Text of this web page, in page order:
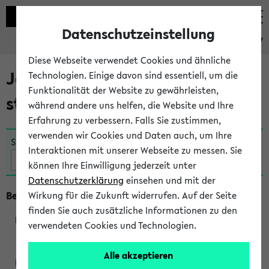
eKVV
Jetzt und in Kürze
stattfindende Veranstaltungen
Suche:
Beginn um 10 Uhr
Datenschutzeinstellung
Diese Webseite verwendet Cookies und ähnliche
Technologien. Einige davon sind essentiell, um die
Funktionalität der Website zu gewährleisten,
während andere uns helfen, die Website und Ihre
Erfahrung zu verbessern. Falls Sie zustimmen,
verwenden wir Cookies und Daten auch, um Ihre
Interaktionen mit unserer Webseite zu messen. Sie
können Ihre Einwilligung jederzeit unter
Datenschutzerklärung einsehen und mit der
Wirkung für die Zukunft widerrufen. Auf der Seite
finden Sie auch zusätzliche Informationen zu den
verwendeten Cookies und Technologien.
Alle akzeptieren